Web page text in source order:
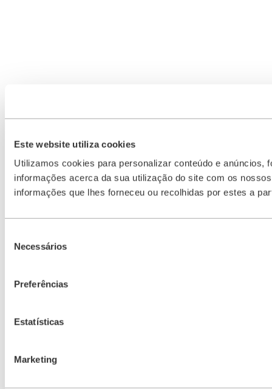
Este website utiliza cookies
Utilizamos cookies para personalizar conteúdo e anúncios,
informações acerca da sua utilização do site com os
informações que lhes forneceu ou recolhidas por estes a
Necessários
Preferências
Estatísticas
Marketing